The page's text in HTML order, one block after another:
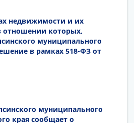
недвижимости и их
отношении которых,
муниципального
в рамках 518-ФЗ от
муниципального
края сообщает о